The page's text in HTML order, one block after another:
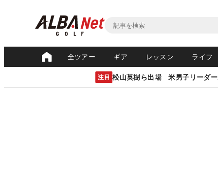
全ツアー ギア レッスン ライフ
注目 松山英樹ら出場 米男子リーダ